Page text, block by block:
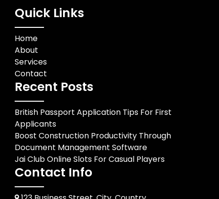
Quick Links
Home
About
Services
Contact
Recent Posts
British Passport Application Tips For First
Applicants
Boost Construction Productivity Through
Document Management Software
Jai Club Online Slots For Casual Players
Contact Info